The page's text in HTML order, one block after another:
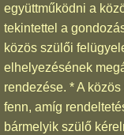
együttműködni a
tekintettel a
közös szülői
elhelyezésének
rendezése. * A
fenn, amíg
bármelyik szülő